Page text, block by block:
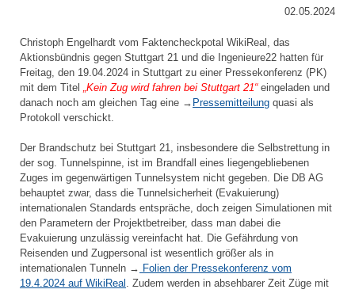
02.05.2024
Christoph Engelhardt vom Faktencheckpotal WikiReal, das
Aktionsbündnis gegen Stuttgart 21 und die Ingenieure22 hatten für
Freitag, den 19.04.2024 in Stuttgart zu einer Pressekonferenz (PK)
mit dem Titel „Kein Zug wird fahren bei Stuttgart 21“eingeladen und
danach noch am gleichen Tag eine → Pressemitteilung quasi als
Protokoll verschickt.
Der Brandschutz bei Stuttgart 21, insbesondere die Selbstrettung in
der sog. Tunnelspinne, ist im Brandfall eines liegengebliebenen
Zuges im gegenwärtigen Tunnelsystem nicht gegeben. Die DB AG
behauptet zwar, dass die Tunnelsicherheit (Evakuierung)
internationalen Standards entspräche, doch zeigen Simulationen mit
den Parametern der Projektbetreiber, dass man dabei die
Evakuierung unzulässig vereinfacht hat. Die Gefährdung von
Reisenden und Zugpersonal ist wesentlich größer als in
internationalen Tunneln → Folien der Pressekonferenz vom
19.4.2024 auf WikiReal . Zudem werden in absehbarer Zeit Züge mit